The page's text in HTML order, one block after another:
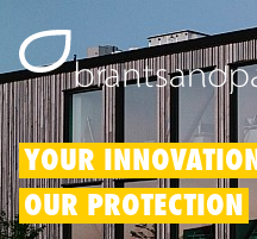
Octrooien
Merken
YOUR INNOVATION
OUR PROTECTION